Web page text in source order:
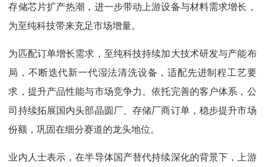
存储芯片扩产热潮，进一步带动上游设备与材料需求增长，
为至纯科技带来充足市场增量。
为匹配订单增长需求，至纯科技持续加大技术研发与产能布
局，不断迭代新一代湿法清洗设备，适配先进制程工艺要
求，提升产品性能与市场竞争力。依托完善的客户体系，公
司持续拓展国内头部晶圆厂、存储厂商订单，稳步提升市场
份额，巩固在细分赛道的龙头地位。
业内人士表示，在半导体国产替代持续深化的背景下，上游